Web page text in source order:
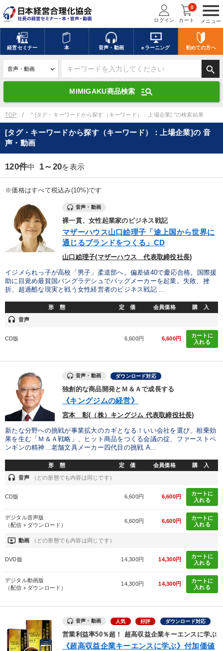
menu
メニュー
ログイン カート
0
経営セミナー 本 音声・動画 eラーニング 初めての方へ
search
MIMIGAKU商品検索 manage_search
キーワードを入力して探す
デジタル版対応のみ検索結果に表示する
search 上記の条件で検索
mic 講演収録物を探す
全国経営者セミナー講演収録物（全1315タイトル）からお探しいただけ
ます
優秀各社の智恵と戦略 事業家のロマンと経営
若手異才経営者の発想
リーダーの器量を学ぶ
テーマ
2026年春季全国経営者セミナー収録講演ＣＤ・講演ＤＶＤ・デジ
タル版（音声／動画ストリーミング・ダウンロード）
147回春季大会 社員が自律的に動き出す組織づくり
最新技術・トレンド
キーワード
デジタルマーケティング スポーツ関係
ondemand_video 経営音声・動画を探す refresh 更新する
TOP " [タグ・キーワードから探す（キーワード）：上場企業] "の検索結果
[タグ・キーワードから探す（キーワード）：上場企業]の 音
声・動画
120件中 1～20を表示
※価格はすべて税込み(10%)です
音声・動画
裸一貫、女性起業家のビジネス戦記
マザーハウス山口絵理子「途上国から世界に
通じるブランドをつくる」CD
山口絵理子(マザーハウス 代表取締役社長)
イジメられっ子が高校「男子」柔道部へ。偏差値40で慶応合格。国際援
助に目覚め最貧国バングラデシュでバッグメーカーを起業。失敗、挫
折、超過酷な現実と戦う女性経営者のビジネス戦記 ...
形 態 定 価 会員価格 購 入
headset 音声
CD版 6,600円 6,600円
カートに
入れる
音声・動画 ダウンロード対応
独創的な商品開発とＭ＆Ａで成長する
《キングジムの経営》
宮本 彰(（株）キングジム 代表取締役社長)
新たな分野への挑戦が事業拡大のカギとなる！いい会社を選び、相乗効
果を生む「Ｍ＆Ａ戦略」、ヒット商品をつくる会議の掟、ファーストペ
ンギンの精神…老舗文具メーカー四代目の挑戦 A...
形 態 定 価 会員価格 購 入
headset 音声 （どの形態でも内容は同じです）
CD版 6,600円 6,600円
カートに
入れる
デジタル音声版
（配信＋ダウンロード）
6,600円 6,600円
カートに
入れる
ondemand_video 動画 （どの形態でも内容は同じです）
DVD版 14,300円 14,300円
カートに
入れる
デジタル動画版
（配信＋ダウンロード）
14,300円 14,300円
カートに
入れる
音声・動画 人気 好評 ダウンロード対応
営業利益率50％超！ 超高収益企業キーエンスに学ぶ
《超高収益企業キーエンスに学ぶ》付加価値